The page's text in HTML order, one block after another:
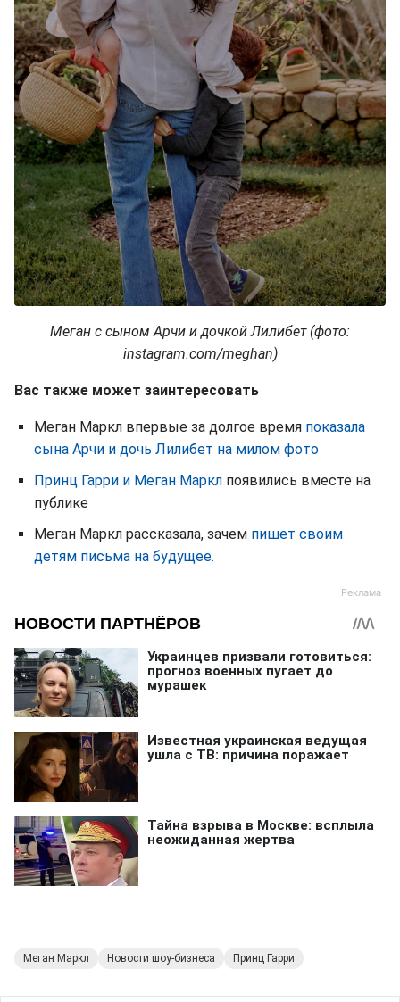
Меган с сыном Арчи и дочкой Лилибет (фото:
instagram.com/meghan)
Вас также может заинтересовать
Меган Маркл впервые за долгое время показала
сына Арчи и дочь Лилибет на милом фото
Принц Гарри и Меган Маркл появились вместе на
публике
Меган Маркл рассказала, зачем пишет своим
детям письма на будущее.
Меган Маркл Новости шоу-бизнеса Принц Гарри